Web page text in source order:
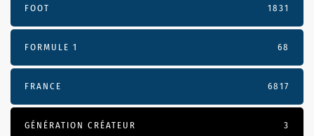
FOOT 1831
FORMULE 1 68
FRANCE 6817
GÉNÉRATION CRÉATEUR 3